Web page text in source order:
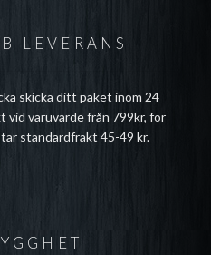
LEVERANS
skicka ditt paket inom 24
vid varuvärde från 799kr, för
standardfrakt 45-49 kr.